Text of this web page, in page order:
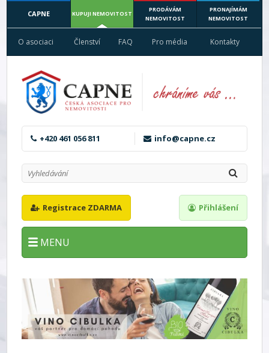
CAPNE KUPUJI NEMOVITOST
PRODÁVÁM
NEMOVITOST
PRONAJÍMÁM
NEMOVITOST
O asociaci Členství FAQ Pro média Kontakty
+420 461 056 811 info@capne.cz
Registrace ZDARMA Přihlášení
MENU